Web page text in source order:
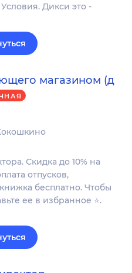
Дикси это -
магазином (д
Скидка до 10% на
отпусков,
бесплатно. Чтобы
ее в избранное ⭐.